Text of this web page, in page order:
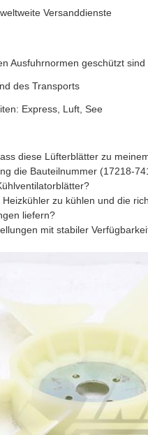
Versanddienste
Ausfuhrnormen geschützt sind
des Transports
Express, Luft, See
diese Lüfterblätter zu
die Bauteilnummer (17218-
zu kühlen und die
liefern?
mit stabiler